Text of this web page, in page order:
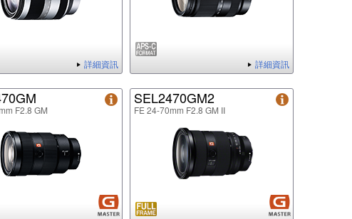
詳細資訊 詳細資訊
F2.8 GM
SEL2470GM2
FE 24-70mm F2.8 GM II